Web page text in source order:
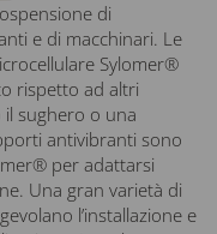
di
e di macchinari. Le
Sylomer®
rispetto ad altri
sughero o una
antivibranti sono
per adattarsi
Una gran varietà di
l’installazione e